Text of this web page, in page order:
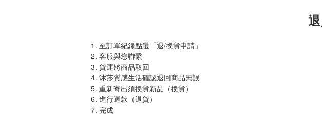
至訂單紀錄點選「退/換貨申請」
客服與您聯繫
貨運將商品取回
沐莎質感生活確認退回商品無誤
重新寄出須換貨新品（換貨）
進行退款（退貨）
完成